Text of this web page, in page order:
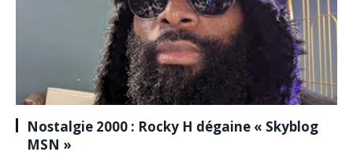
Nostalgie 2000 : Rocky H dégaine « Skyblog
MSN »